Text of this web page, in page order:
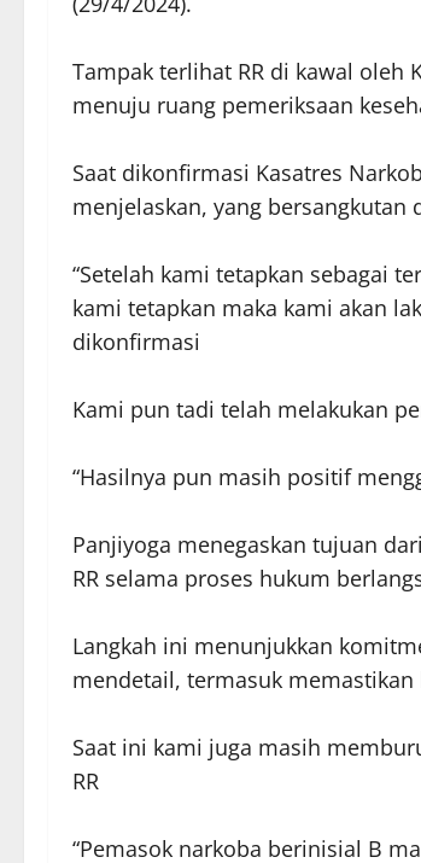
Tampak terlihat RR di kawal oleh
menuju ruang pemeriksaan
Saat dikonfirmasi Kasatres
menjelaskan, yang bersangkutan
“Setelah kami tetapkan sebagai
kami tetapkan maka kami akan
dikonfirmasi
Kami pun tadi telah melakukan
“Hasilnya pun masih positif
Panjiyoga menegaskan tujuan
RR selama proses hukum
Langkah ini menunjukkan
mendetail, termasuk
Saat ini kami juga masih
RR
“Pemasok narkoba berinisial B